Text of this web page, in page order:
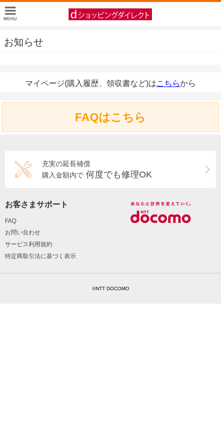
お知らせ
マイページ(購入履歴、領収書など)はこちらから
FAQはこちら
充実の延長補償
購入金額内で 何度でも修理OK
お客さまサポート
FAQ
お問い合わせ
サービス利用規約
特定商取引法に基づく表示
©NTT DOCOMO